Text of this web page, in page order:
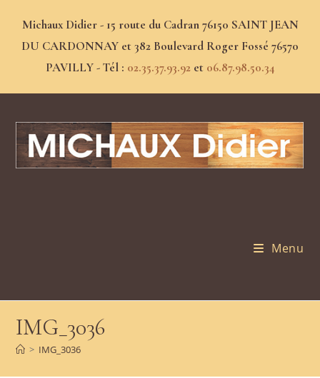
Michaux Didier - 15 route du Cadran 76150 SAINT JEAN
DU CARDONNAY et 382 Boulevard Roger Fossé 76570
PAVILLY - Tél : 02.35.37.93.92et 06.87.98.50.34
Menu
IMG_3036
> IMG_3036